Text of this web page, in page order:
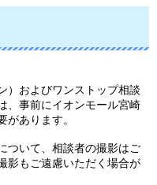
）およびワンストップ相談
、事前にイオンモール宮崎
があります。
ついて、相談者の撮影はご
影もご遠慮いただく場合が